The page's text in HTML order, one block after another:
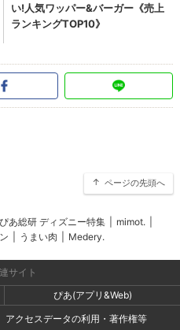
ページの先頭へ
あ総研 ディズニー特集 mimot.
うまい肉 Medery.
サイト
ぴあ(アプリ&Web)
アクセスデータの利用・著作権等